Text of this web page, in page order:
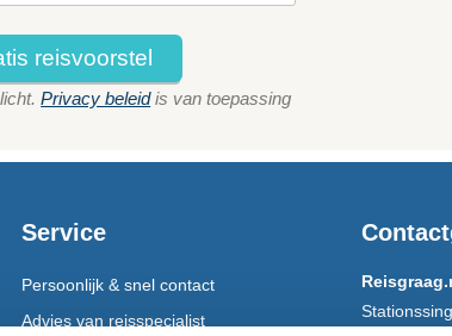
reisvoorstel
Privacy beleidis van toepassing
Service
Persoonlijk & snel contact
Advies van reisspecialist